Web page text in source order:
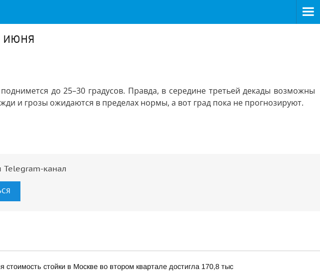
июня
до 25–30 градусов. Правда, в середине третьей декады возможны
и грозы ожидаются в пределах нормы, а вот град пока не прогнозируют.
канал
стойки в Москве во втором квартале достигла 170,8 тыс